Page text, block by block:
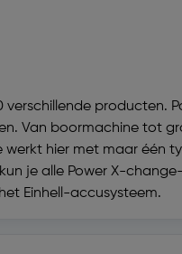
producten.
Van boormachine tot
hier met maar één
je alle Power X-
Einhell-accusysteem.